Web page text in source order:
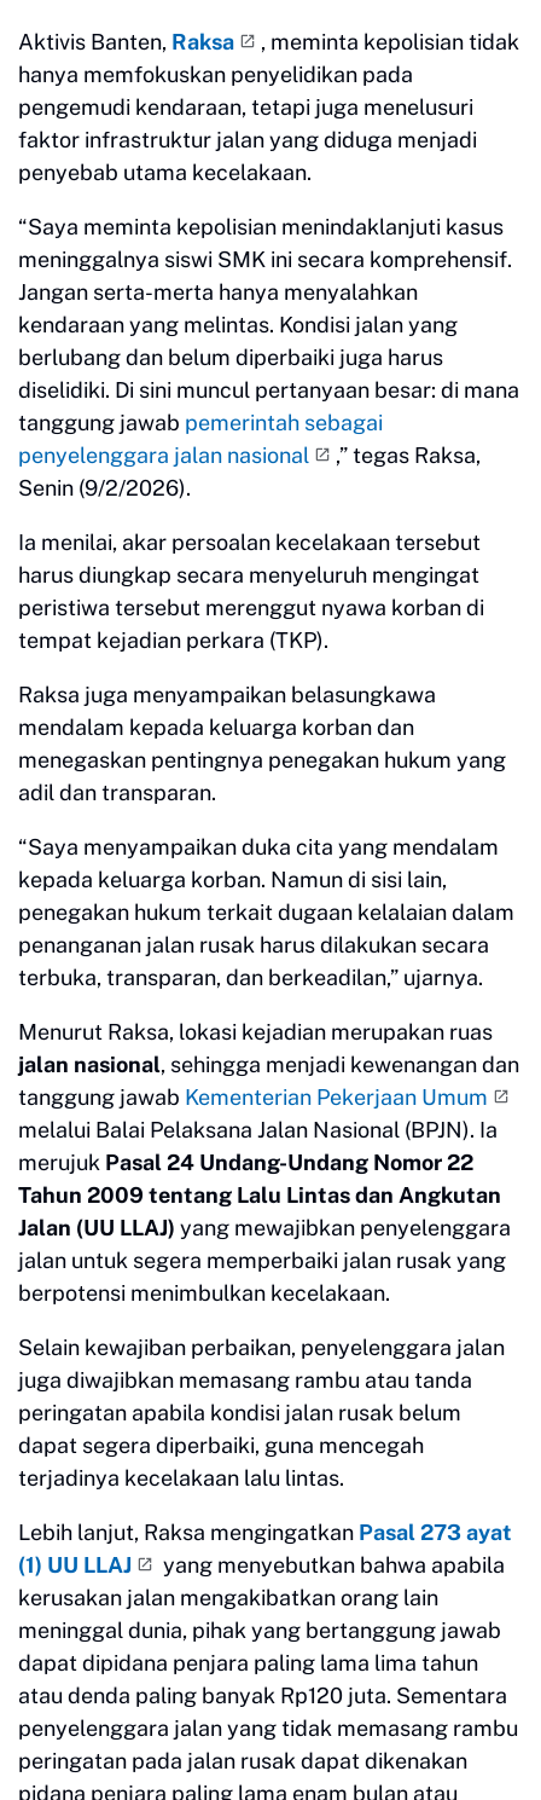
Aktivis Banten, Raksa
, meminta kepolisian tidak
hanya memfokuskan penyelidikan pada
pengemudi kendaraan, tetapi juga menelusuri
faktor infrastruktur jalan yang diduga menjadi
penyebab utama kecelakaan.
“Saya meminta kepolisian menindaklanjuti kasus
meninggalnya siswi SMK ini secara komprehensif.
Jangan serta-merta hanya menyalahkan
kendaraan yang melintas. Kondisi jalan yang
berlubang dan belum diperbaiki juga harus
diselidiki. Di sini muncul pertanyaan besar: di mana
tanggung jawab pemerintah sebagai
penyelenggara jalan nasional
,” tegas Raksa,
Senin (9/2/2026).
Ia menilai, akar persoalan kecelakaan tersebut
harus diungkap secara menyeluruh mengingat
peristiwa tersebut merenggut nyawa korban di
tempat kejadian perkara (TKP).
Raksa juga menyampaikan belasungkawa
mendalam kepada keluarga korban dan
menegaskan pentingnya penegakan hukum yang
adil dan transparan.
“Saya menyampaikan duka cita yang mendalam
kepada keluarga korban. Namun di sisi lain,
penegakan hukum terkait dugaan kelalaian dalam
penanganan jalan rusak harus dilakukan secara
terbuka, transparan, dan berkeadilan,” ujarnya.
Menurut Raksa, lokasi kejadian merupakan ruas
jalan nasional, sehingga menjadi kewenangan dan
tanggung jawab Kementerian Pekerjaan Umum
melalui Balai Pelaksana Jalan Nasional (BPJN). Ia
merujuk Pasal 24 Undang-Undang Nomor 22
Tahun 2009 tentang Lalu Lintas dan Angkutan
Jalan (UU LLAJ) yang mewajibkan penyelenggara
jalan untuk segera memperbaiki jalan rusak yang
berpotensi menimbulkan kecelakaan.
Selain kewajiban perbaikan, penyelenggara jalan
juga diwajibkan memasang rambu atau tanda
peringatan apabila kondisi jalan rusak belum
dapat segera diperbaiki, guna mencegah
terjadinya kecelakaan lalu lintas.
Lebih lanjut, Raksa mengingatkan Pasal 273 ayat
(1) UU LLAJ
yang menyebutkan bahwa apabila
kerusakan jalan mengakibatkan orang lain
meninggal dunia, pihak yang bertanggung jawab
dapat dipidana penjara paling lama lima tahun
atau denda paling banyak Rp120 juta. Sementara
penyelenggara jalan yang tidak memasang rambu
peringatan pada jalan rusak dapat dikenakan
pidana penjara paling lama enam bulan atau